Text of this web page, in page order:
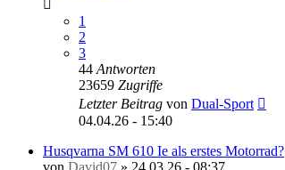
1
2
3
44 Antworten
23659 Zugriffe
Letzter Beitrag von Dual-Sport
04.04.26 - 15:40
Husqvarna SM 610 Ie als erstes Motorrad?
von David07 » 24.03.26 - 08:37